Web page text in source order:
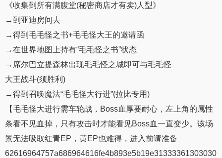
《收集到所有满腹堂(秘密商店才有卖)人型》
→到亚迪房间去
→得到毛毛怪之书+毛毛怪大王的邀请函
→在世界地图上持有“毛毛怪之书”状态
→席尔巴立提森林出现毛毛怪之城即可与毛毛怪
大王战斗(须胜利)
→得到召唤魔法“毛毛怪大行进”(拉比专用)
【毛毛怪大进行需车轮战，Boss血厚要耐心，左上角的属性
条看不见血掉，只有攻击时才能看见Boss血一直变少。该场
景无法吸取红青EP，黄EP也难得，进入前请准备
62616964757a686964616fe4b893e5b19e31333361303030